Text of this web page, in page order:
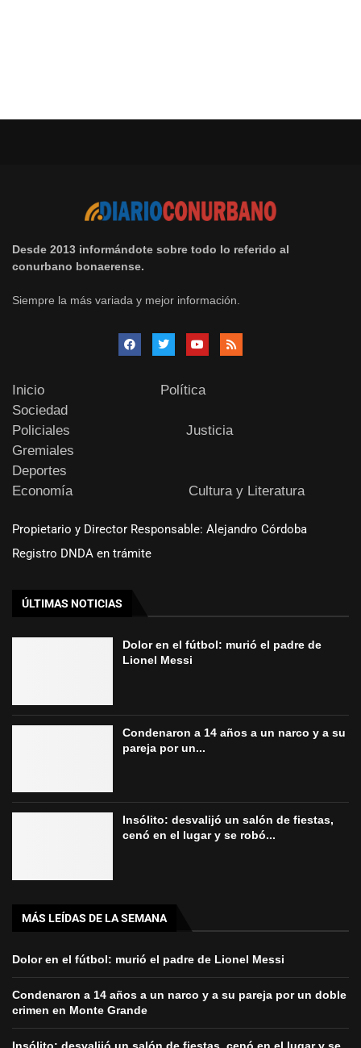
Desde 2013 informándote sobre todo lo referido al
conurbano bonaerense.
Siempre la más variada y mejor información.
Inicio
Política
Sociedad
Policiales
Justicia
Gremiales
Deportes
Economía
Cultura y Literatura
Propietario y Director Responsable: Alejandro Córdoba
Registro DNDA en trámite
ÚLTIMAS NOTICIAS
Dolor en el fútbol: murió el padre de
Lionel Messi
Condenaron a 14 años a un narco y a su
pareja por un...
Insólito: desvalijó un salón de fiestas,
cenó en el lugar y se robó...
MÁS LEÍDAS DE LA SEMANA
Dolor en el fútbol: murió el padre de Lionel Messi
Condenaron a 14 años a un narco y a su pareja por un doble
crimen en Monte Grande
Insólito: desvalijó un salón de fiestas, cenó en el lugar y se